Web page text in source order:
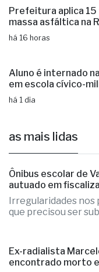
Prefeitura aplica
massa asfáltica na
há 16 horas
Aluno é internado
em escola cívico-
há 1 dia
as mais lidas
Ônibus escolar de
autuado em
Irregularidades nos
que precisou ser
Ex-radialista
encontrado morto